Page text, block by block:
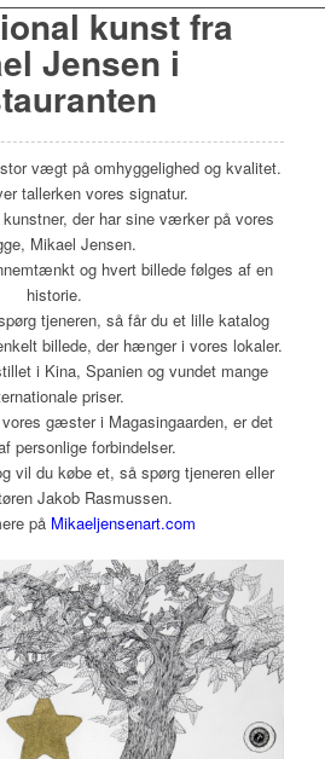
kunst fra
Jensen i
vægt på omhyggelighed og kvalitet.
tallerken vores signatur.
der har sine værker på vores
Mikael Jensen.
og hvert billede følges af en
historie.
tjeneren, så får du et lille katalog
billede, der hænger i vores lokaler.
i Kina, Spanien og vundet mange
priser.
gæster i Magasingaarden, er det
personlige forbindelser.
vil du købe et, så spørg tjeneren eller
Jakob Rasmussen.
på Mikaeljensenart.com